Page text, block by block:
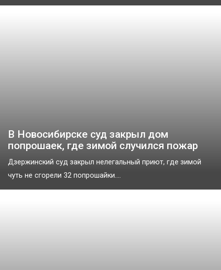
В Новосибирске суд закрыл дом
попрошаек, где зимой случился пожар
Дзержинский суд закрыл нелегальный приют, где зимой
чуть не сгорели 32 попрошайки....